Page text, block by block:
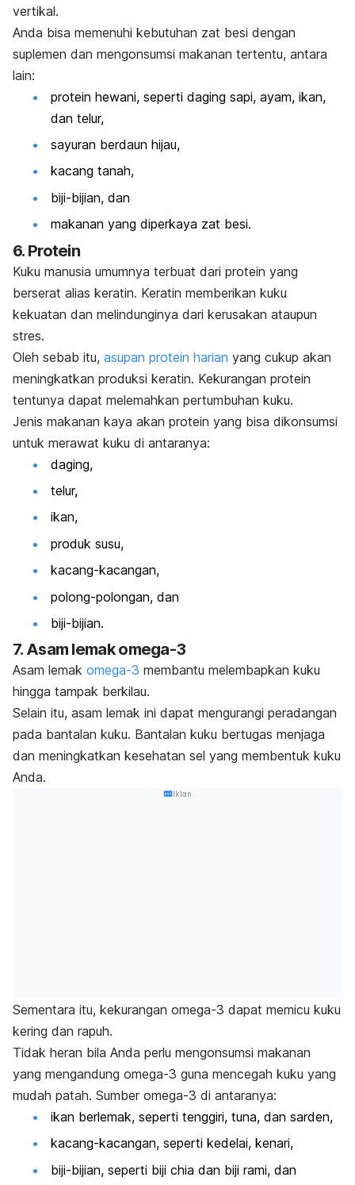
vertikal.
Anda bisa memenuhi kebutuhan zat besi dengan
suplemen dan mengonsumsi makanan tertentu, antara
lain:
protein hewani, seperti daging sapi, ayam, ikan,
dan telur,
sayuran berdaun hijau,
kacang tanah,
biji-bijian, dan
makanan yang diperkaya zat besi.
6. Protein
Kuku manusia umumnya terbuat dari protein yang
berserat alias keratin. Keratin memberikan kuku
kekuatan dan melindunginya dari kerusakan ataupun
stres.
Oleh sebab itu, asupan protein harian yang cukup akan
meningkatkan produksi keratin. Kekurangan protein
tentunya dapat melemahkan pertumbuhan kuku.
Jenis makanan kaya akan protein yang bisa dikonsumsi
untuk merawat kuku di antaranya:
daging,
telur,
ikan,
produk susu,
kacang-kacangan,
polong-polongan, dan
biji-bijian.
7. Asam lemak omega-3
Asam lemak omega-3 membantu melembapkan kuku
hingga tampak berkilau.
Selain itu, asam lemak ini dapat mengurangi peradangan
pada bantalan kuku. Bantalan kuku bertugas menjaga
dan meningkatkan kesehatan sel yang membentuk kuku
Anda.
Iklan
Sementara itu, kekurangan omega-3 dapat memicu kuku
kering dan rapuh.
Tidak heran bila Anda perlu mengonsumsi makanan
yang mengandung omega-3 guna mencegah kuku yang
mudah patah. Sumber omega-3 di antaranya:
ikan berlemak, seperti tenggiri, tuna, dan sarden,
kacang-kacangan, seperti kedelai, kenari,
biji-bijian, seperti biji chia dan biji rami, dan